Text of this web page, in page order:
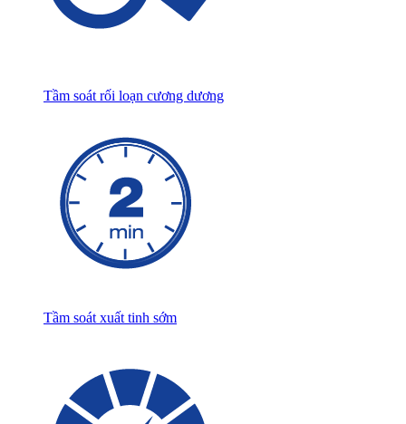
Tầm soát rối loạn cương dương
Tầm soát xuất tinh sớm